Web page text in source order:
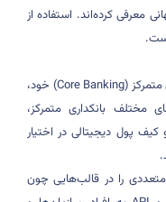
معرفی کرده‌اند. استفاده از
.
(
Core Banking) خود،
مختلف بانکداری متمرکز،
پول دیجیتالی در اختیار
را در قالب‌هایی چون